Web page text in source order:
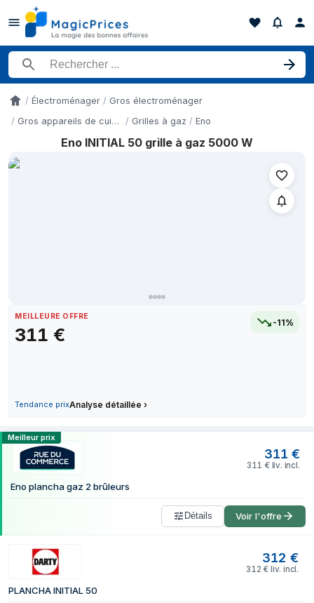
Rechercher un produit
AccueilÉlectroménager
Gros électroménager
Gros appareils de cuisson
Grilles à gaz Eno
Eno INITIAL 50 grille à gaz 5000 W
MEILLEURE OFFRE
311 €
-11%
Tendance prixAnalyse détaillée ›
Historique des prix de Eno INITIAL 50 grille à gaz 5000 W sur
349 €
349 €
349 €
25 juin 2026
349 €
28 juin 2026
4 août 2026
Comparer les prix de Eno INITIAL 50
Meilleur prix
311 €
311 € liv. incl.
Eno plancha gaz 2 brûleurs
Détails Voir l'offre
312 €
312 € liv. incl.
PLANCHA INITIAL 50